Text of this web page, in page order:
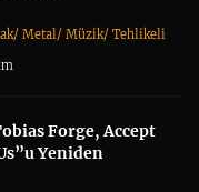
/Metal/Müzik/Tehlikeli
Forge, Accept
Yeniden